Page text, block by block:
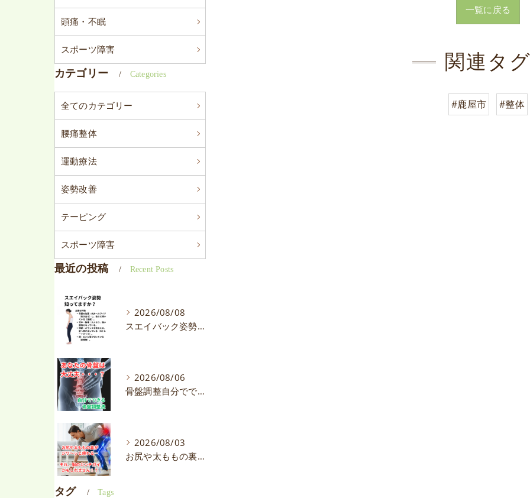
一覧に戻る
関連タグ
#鹿屋市 #整体
頭痛・不眠
スポーツ障害
カテゴリー Categories
全てのカテゴリー
腰痛整体
運動療法
姿勢改善
テーピング
スポーツ障害
最近の投稿 Recent Posts
2026/08/08
スエイバック姿勢って知ってますか？
2026/08/06
骨盤調整自分でできます。
2026/08/03
お尻や太ももの裏がジワ〜ッと痺れる…それ、脳のカンチガイかもしれません！？
タグ Tags